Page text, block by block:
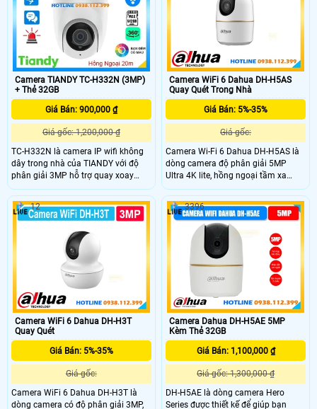
xác. Ngoài ra, camera còn tích hợp
còi hú báo động và khe thẻ nhớ lên
đến 256GB đảm bảo lưu trữ dài lâu.
camera còn tích hợp khe cắm thẻ
nhớ lên đến 256GB và tính năng
phát hiện chuyển động, đảm bảo an
ninh cho ngôi nhà bạn.
Camera TIANDY TC-H332N (3MP)
+ Thẻ 32GB
Giá Bán: 900,000 ₫
Giá gốc: 1,200,000 ₫
TC-H332N là camera IP wifi không
dây trong nhà của TIANDY với độ
phân giải 3MP hỗ trợ quay xoay
360° linh hoạt. Camera tích hợp
hồng ngoại tầm xa 20m, đèn ánh
sáng trắng cho hình ảnh màu sắc rõ
nét (Color Maker) cả trong đêm,
cùng tính năng đàm thoại hai chiều
tiện lợi. Ngoài ra, camera còn hỗ trợ
khe cắm thẻ nhớ lên đến 512GB và
phát hiện người thông minh kèm
cảnh báo tức thì.
Camera WiFi 6 Dahua DH-H5AS
Quay Quét Trong Nhà
Giá Bán: 5%-35%
Giá gốc:
Camera Wi-Fi 6 Dahua DH-H5AS là
dòng camera độ phân giải 5MP
Ultra 4K lite, hồng ngoại tầm xa
20m và led ấm thu hình có màu
10m cùng chế độ chiếu sáng kép
thông minh. Hỗ trợ quay quét 0° đến
355° Công nghệ AI thông minh phát
hiện chuyển động.
Camera WiFi 6 Dahua DH-H3T
Quay Quét
Giá Bán: 5%-35%
Giá gốc:
Camera WiFi 6 Dahua DH-H3T là
dòng camera có độ phân giải 3MP,
12
Camera Dahua DH-H5AE 5MP
Kèm Thẻ 32GB
Giá Bán: 1,100,000 ₫
Giá gốc: 1,300,000 ₫
DH-H5AE là dòng camera Hero
Series được thiết kế để giúp bạn
3396